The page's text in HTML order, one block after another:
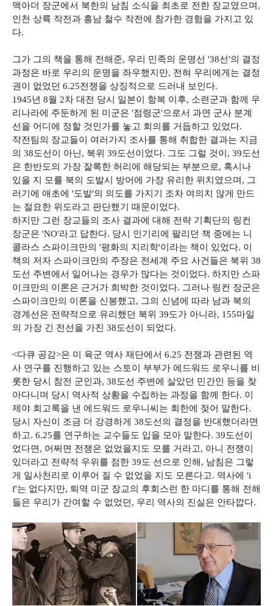
맥아더 장군에서 북한의 남침 소식을 최초로 전한 장교였으며,
인천 상륙 작전과 흥남 철수 작전에 참가한 경험을 가지고 있
다.
그가 그의 책을 통해 전해준, 우리 민족의 운명선 '38선'의 결정
과정은 바로 우리의 운명을 좌우했지만, 전혀 우리에게는 결정
권이 없었던 6.25전쟁을 상징적으로 드러내 보인다.
1945년 8월 2차 대전 당시 일본이 항복 이후, 소련군과 함께 우
리나라에 주둔하게 된 미군은 '점령군'으로서 과연 군사 분계
선을 어디에 정할 것인가를 놓고 회의를 거듭하고 있었다.
작전팀의 장교들이 여러가지 조사를 통해 취합한 결과는 지금
의 38도선이 아닌, 북위 39도선이었다. 그도 그럴 것이, 39도선
은 한반도의 가장 잘록한 허리에 해당되는 부분으로, 혹시나
있을 지 모를 북의 도발시 방어에 가장 유리한 위치였으며, 그
러기에 애초에 '도발'의 의도를 가지기 조차 여의치 않게 만드
는 절묘한 위도라고 판단했기 때문이었다.
하지만 그런 장교들의 조사 결과에 대해 전략 기획단의 링컨
장군은 'NO'라고 답한다. 당시 인기리에 팔리던 책 중에는 니
콜라스 스파이크만의 '평화의 지리학'이라는 책이 있었다. 이
책의 저자 스파이크만의 주장은 전세계 주요 사건들은 북위 38
도선 주변에서 일어나는 경우가 많다는 것이었다. 하지만 스파
이크만의 이론은 근거가 희박한 것이었다. 그러나 링컨 장군은
스파이크만의 이론을 신봉했고, 그의 신념에 따라 남과 북의
경계선은 전략적으로 유리했던 북위 39도가 아니라, 155마일
의 가장 긴 전선을 가진 38도선이 되었다.
<다큐 공감>은 미 육군 역사 재단에서 6.25 전쟁과 관련된 역
사 연구를 진행하고 있는 스토이 부부가 에드워드 로우니를 비
롯한 당시 참전 군인과, 38도선 주변에 살았던 민간인 등을 찾
아다니며 당시 역사적 상황을 수집하는 과정을 함께 한다. 이
제야 회고록을 낸 에드워드 로우니씨는 회한에 젖어 말한다.
당시 자신이 조금 더 강경하게 38도선의 결정을 반대했더라면
하고. 6.25를 연구하는 교수들도 입을 모아 말한다. 39도선이
었다면, 어쩌면 전쟁은 없었을지도 모를 거라고, 아니 전쟁이
있더라고 전략적 우위를 점한 39도 선으로 인해, 남침은 그렇
게 일사천리로 이루어 질 수 없었을 지도 모른다고. 역사에 'i
f'는 없다지만, 퇴역 미군 장교의 후회스런 한 마디를 통해 전해
들은 우리가 간여할 수 없었던, 우리 역사의 진실은 안타깝다.